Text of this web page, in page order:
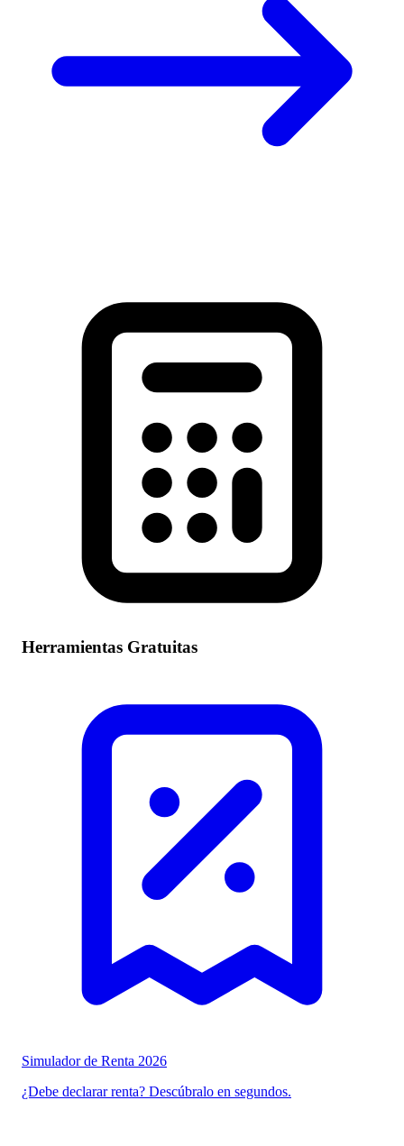
Herramientas Gratuitas
Simulador de Renta 2026
¿Debe declarar renta? Descúbralo en segundos.